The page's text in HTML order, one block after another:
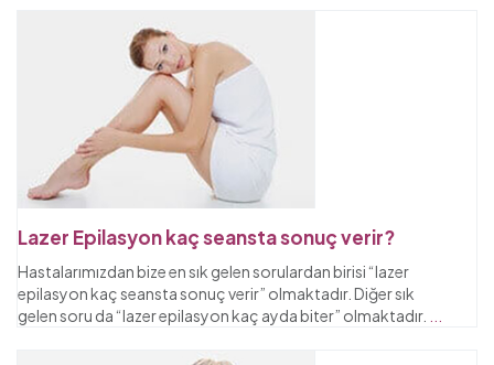
Lazer Epilasyon kaç seansta sonuç verir?
Hastalarımızdan bize en sık gelen sorulardan birisi “lazer
epilasyon kaç seansta sonuç verir” olmaktadır. Diğer sık
gelen soru da “lazer epilasyon kaç ayda biter” olmaktadır.